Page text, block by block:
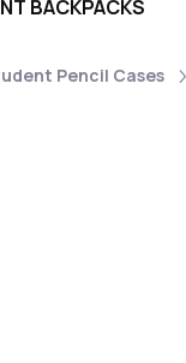
BACKPACKS
Pencil Cases